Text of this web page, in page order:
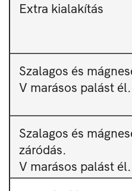
Extra kialakítás
Szalagos és
V marásos palást él.
Szalagos és
záródás.
V marásos palást él.